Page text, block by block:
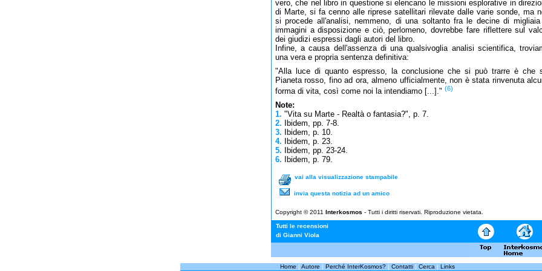
vero, che nel libro in questione si elencano le missioni esplorative in
di Marte, si fa cenno alle riprese satellitari rilevate dalle varie sonde, ma
si procede all'analisi, nemmeno, di una soltanto fra le decine di migliaia
immagini a disposizione e ciò, perlomeno, dovrebbe fare riflettere sul
dei giudizi espressi dagli autori del libro.
Infine, a causa dell'assenza di una qualsivoglia analisi scientifica,
una vera e propria sentenza definitiva:
"Alla luce di quanto espresso, la conclusione che si può trarre è che
Pianeta rosso, fino ad ora, almeno ufficialmente, non è stata rinvenuta
forma di vita, così come noi la intendiamo [...]." (6)
Note:
1. "Vita su Marte - Realtà o fantasia?", p. 7.
2. Ibidem, pp. 7-8.
3. Ibidem, p. 10.
4. Ibidem, p. 23.
5. Ibidem, pp. 23-24.
6. Ibidem, p. 79.
vai alla visualizzazione stampabile
invia questa notizia ad un amico
Copyright © 2011 Interkosmos - Tutti i diritti riservati. Riproduzione vietata.
Tutti le recensioni
di Gianni Viola
Home | Autore | Perché InterKosmos?| Contatti| Cerca | Links